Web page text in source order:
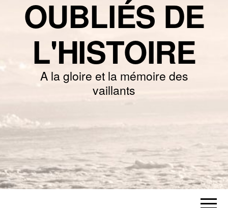
OUBLIÉS DE
L'HISTOIRE
A la gloire et la mémoire des
vaillants